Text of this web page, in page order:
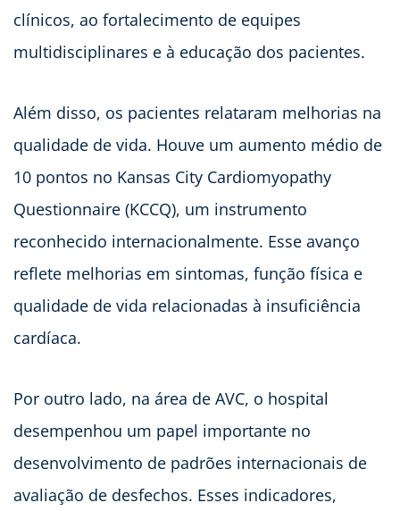
clínicos, ao fortalecimento de equipes
multidisciplinares e à educação dos pacientes.
Além disso, os pacientes relataram melhorias na
qualidade de vida. Houve um aumento médio de
10 pontos no Kansas City Cardiomyopathy
Questionnaire (KCCQ), um instrumento
reconhecido internacionalmente. Esse avanço
reflete melhorias em sintomas, função física e
qualidade de vida relacionadas à insuficiência
cardíaca.
Por outro lado, na área de AVC, o hospital
desempenhou um papel importante no
desenvolvimento de padrões internacionais de
avaliação de desfechos. Esses indicadores,